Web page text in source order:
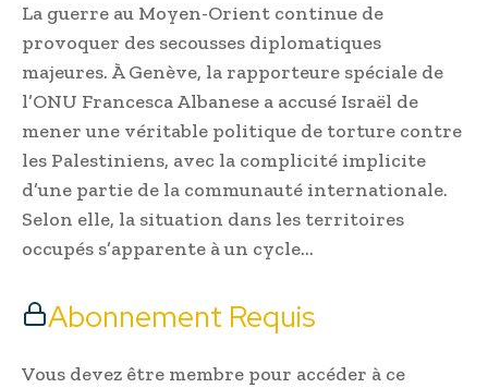
La guerre au Moyen-Orient continue de
provoquer des secousses diplomatiques
majeures. À Genève, la rapporteure spéciale de
l’ONU Francesca Albanese a accusé Israël de
mener une véritable politique de torture contre
les Palestiniens, avec la complicité implicite
d’une partie de la communauté internationale.
Selon elle, la situation dans les territoires
occupés s’apparente à un cycle…
Abonnement Requis
Vous devez être membre pour accéder à ce